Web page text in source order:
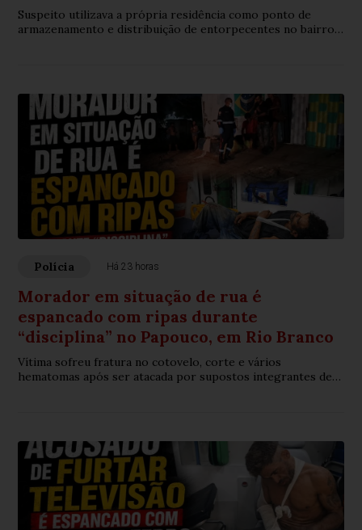
Suspeito utilizava a própria residência como ponto de
armazenamento e distribuição de entorpecentes no bairro
Polícia Há 23 horas
Morador em situação de rua é
espancado com ripas durante
“disciplina” no Papouco, em Rio Branco
Vítima sofreu fratura no cotovelo, corte e vários
hematomas após ser atacada por supostos integrantes de